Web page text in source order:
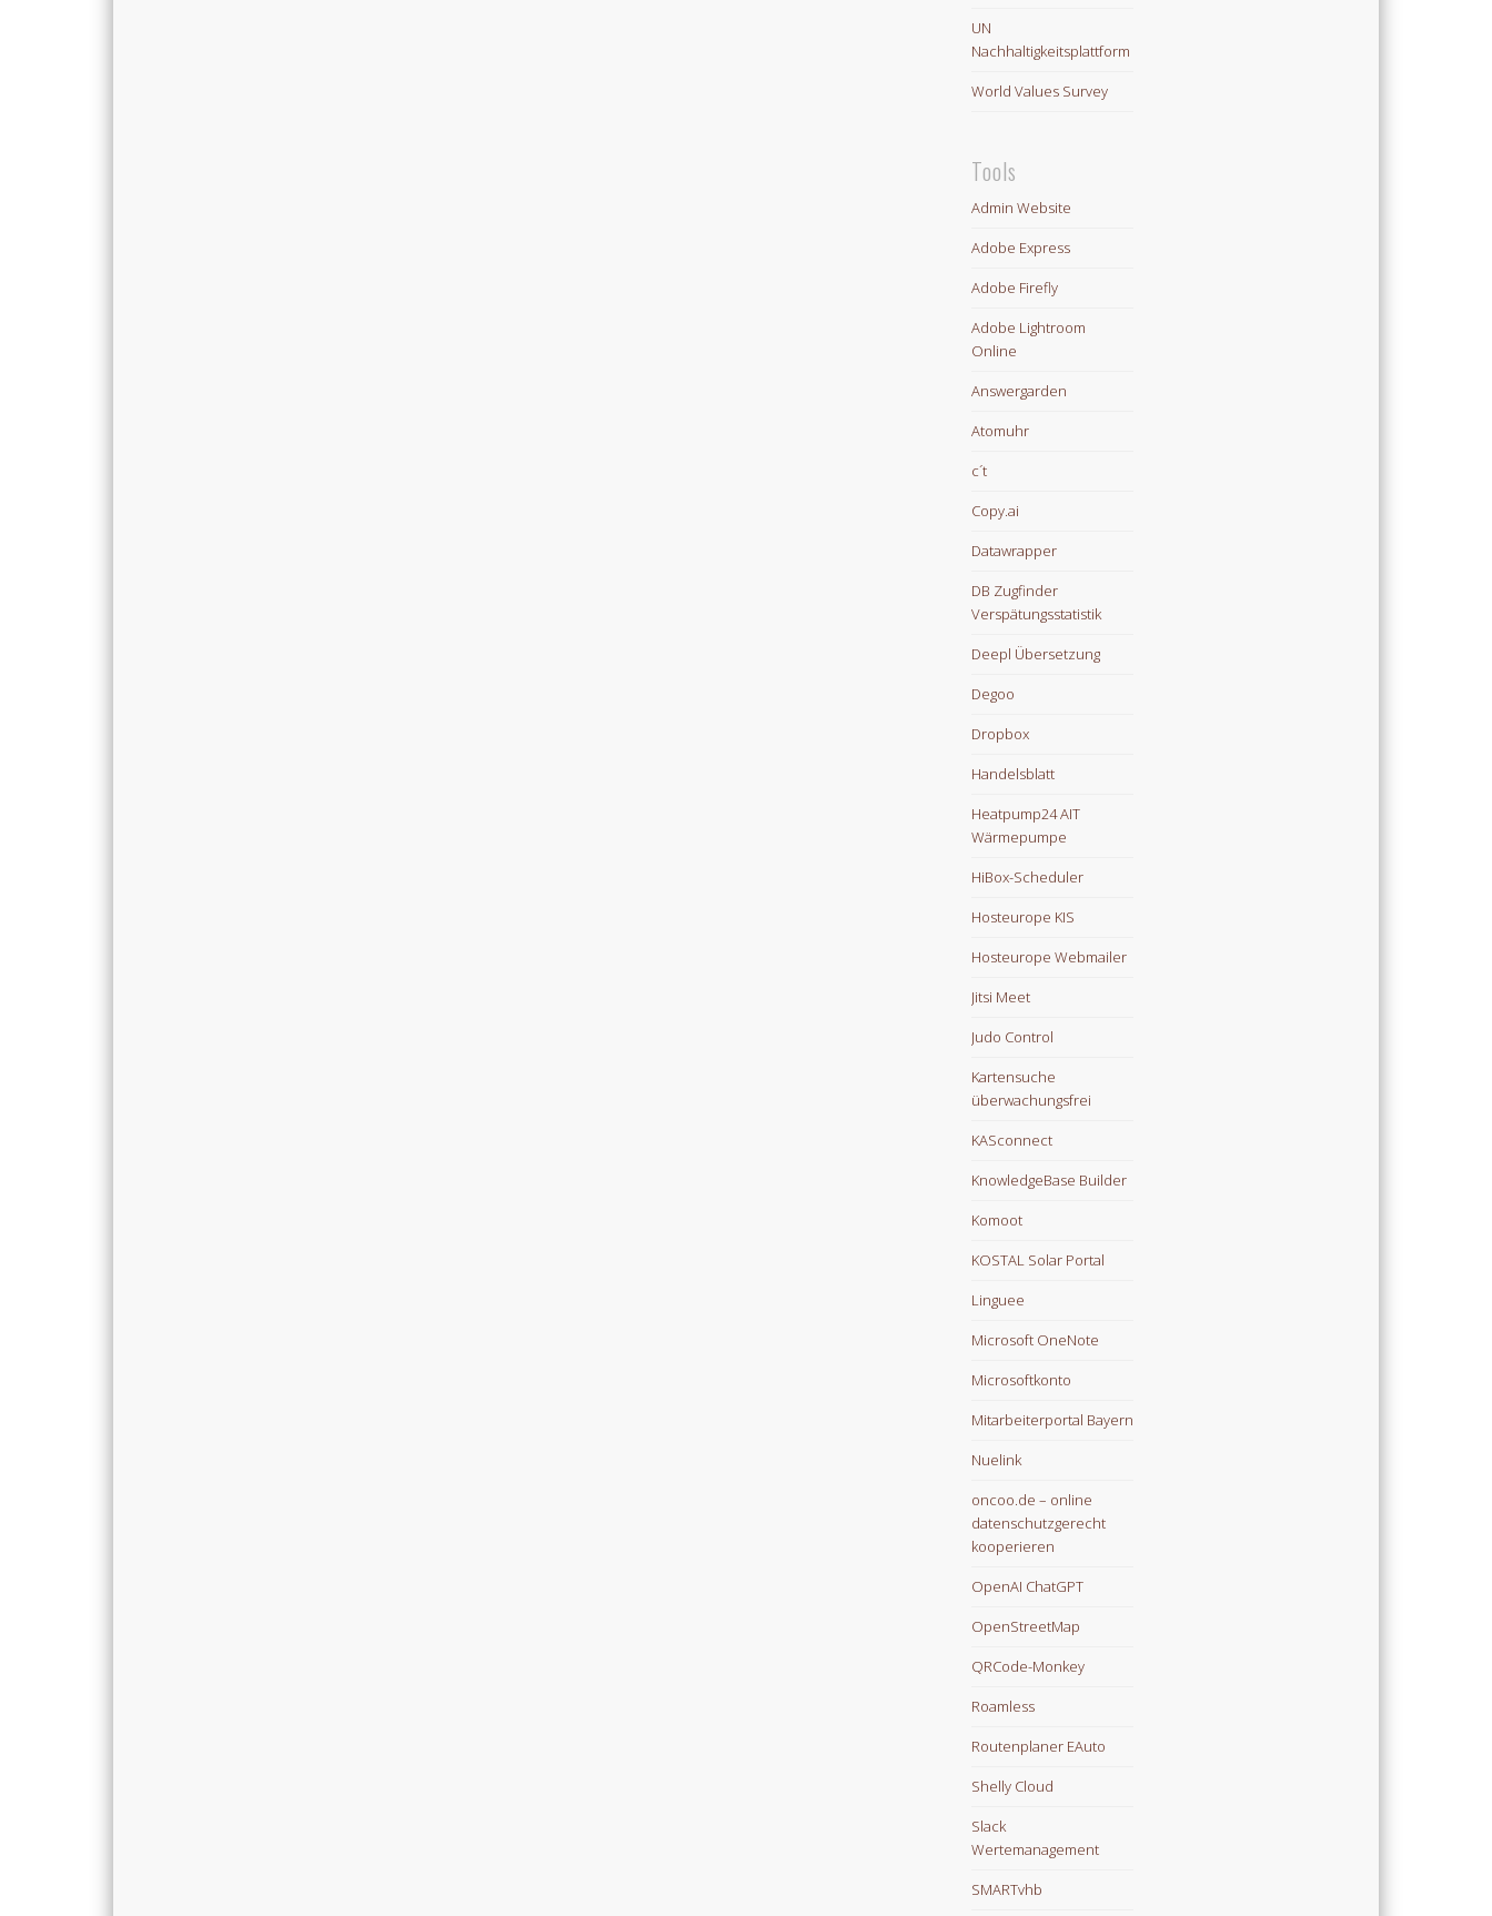
UN
Nachhaltigkeitsplattform
World Values Survey
Tools
Admin Website
Adobe Express
Adobe Firefly
Adobe Lightroom
Online
Answergarden
Atomuhr
c´t
Copy.ai
Datawrapper
DB Zugfinder
Verspätungsstatistik
Deepl Übersetzung
Degoo
Dropbox
Handelsblatt
Heatpump24 AIT
Wärmepumpe
HiBox-Scheduler
Hosteurope KIS
Hosteurope Webmailer
Jitsi Meet
Judo Control
Kartensuche
überwachungsfrei
KASconnect
KnowledgeBase Builder
Komoot
KOSTAL Solar Portal
Linguee
Microsoft OneNote
Microsoftkonto
Mitarbeiterportal Bayern
Nuelink
oncoo.de – online
datenschutzgerecht
kooperieren
OpenAI ChatGPT
OpenStreetMap
QRCode-Monkey
Roamless
Routenplaner EAuto
Shelly Cloud
Slack
Wertemanagement
SMARTvhb